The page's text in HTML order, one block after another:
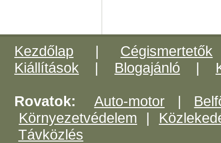
Kezdőlap | Cégismertetők
Kiállítások | Blogajánló |
Rovatok: Auto-motor|
Környezetvédelem |
Távközlés